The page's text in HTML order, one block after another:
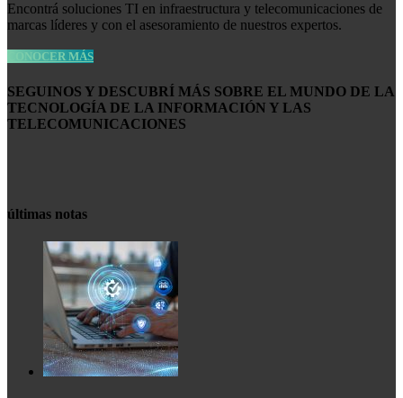
Encontrá soluciones TI en infraestructura y telecomunicaciones de
marcas líderes y con el asesoramiento de nuestros expertos.
CONOCER MÁS
SEGUINOS Y DESCUBRÍ MÁS SOBRE EL MUNDO DE LA
TECNOLOGÍA DE LA INFORMACIÓN Y LAS
TELECOMUNICACIONES
últimas notas